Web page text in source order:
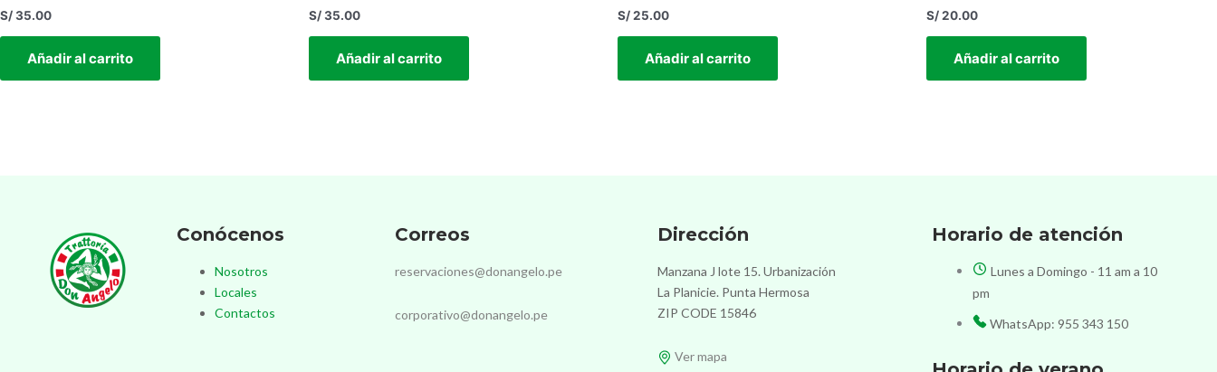
S/35.00
Añadir al carrito
S/35.00
Añadir al carrito
S/25.00
Añadir al carrito
S/20.00
Añadir al carrito
Conócenos
Nosotros
Locales
Contactos
Correos
reservaciones@donangelo.pe
corporativo@donangelo.pe
Dirección
Manzana J lote 15. Urbanización
La Planicie. Punta Hermosa
ZIP CODE 15846
Ver mapa
Horario de atención
Lunes a Domingo - 11 am a 10
pm
WhatsApp: 955 343 150